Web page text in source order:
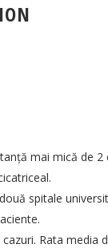
mai mică de 2
spitale
Rata media